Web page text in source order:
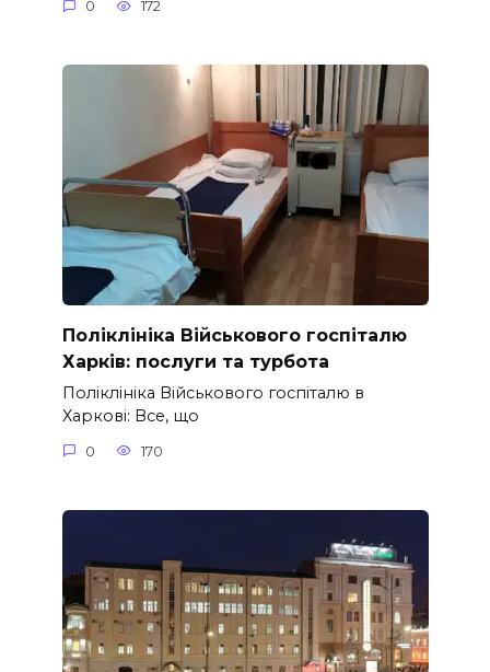
0 172
Поліклініка Військового госпіталю
Харків: послуги та турбота
Поліклініка Військового госпіталю в
Харкові: Все, що
0 170